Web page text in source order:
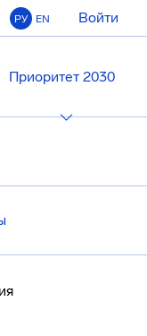
РУ EN Войти
Приоритет 2030